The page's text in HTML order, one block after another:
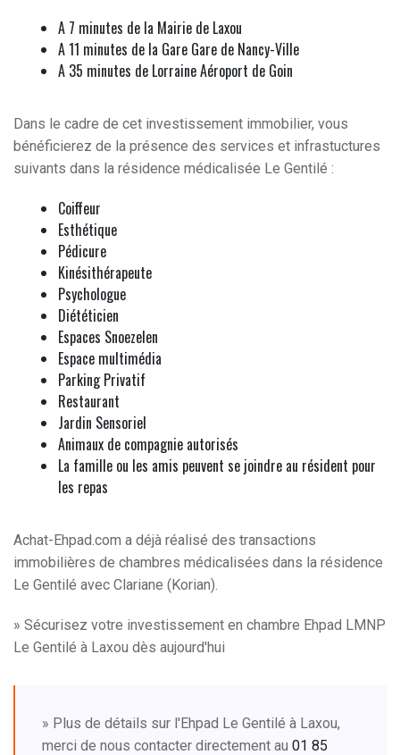
A 7 minutes de la Mairie de Laxou
A 11 minutes de la Gare Gare de Nancy-Ville
A 35 minutes de Lorraine Aéroport de Goin
Dans le cadre de cet investissement immobilier, vous
bénéficierez de la présence des services et infrastuctures
suivants dans la résidence médicalisée Le Gentilé :
Coiffeur
Esthétique
Pédicure
Kinésithérapeute
Psychologue
Diététicien
Espaces Snoezelen
Espace multimédia
Parking Privatif
Restaurant
Jardin Sensoriel
Animaux de compagnie autorisés
La famille ou les amis peuvent se joindre au résident pour
les repas
Achat-Ehpad.com a déjà réalisé des transactions
immobilières de chambres médicalisées dans la résidence
Le Gentilé avec Clariane (Korian).
» Sécurisez votre investissement en chambre Ehpad LMNP
Le Gentilé à Laxou dès aujourd'hui
» Plus de détails sur l'Ehpad Le Gentilé à Laxou,
merci de nous contacter directement au 01 85